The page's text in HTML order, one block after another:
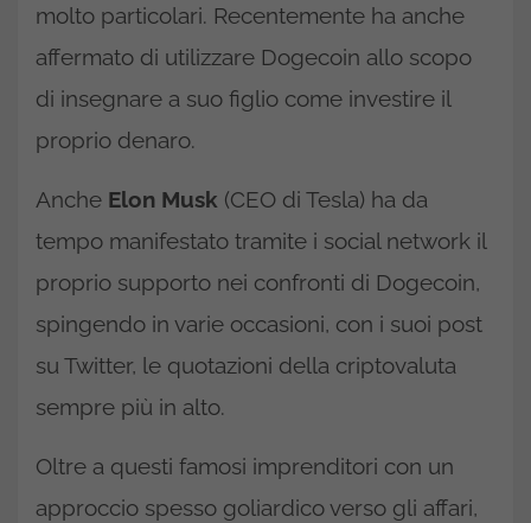
molto particolari. Recentemente ha anche
affermato di utilizzare Dogecoin allo scopo
di insegnare a suo figlio come investire il
proprio denaro.
Anche Elon Musk (CEO di Tesla) ha da
tempo manifestato tramite i social network il
proprio supporto nei confronti di Dogecoin,
spingendo in varie occasioni, con i suoi post
su Twitter, le quotazioni della criptovaluta
sempre più in alto.
Oltre a questi famosi imprenditori con un
approccio spesso goliardico verso gli affari,